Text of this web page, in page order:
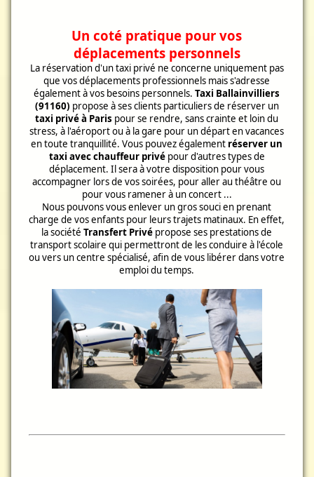
Un coté pratique pour vos
déplacements personnels
La réservation d'un taxi privé ne concerne uniquement pas
que vos déplacements professionnels mais s'adresse
également à vos besoins personnels.Taxi Ballainvilliers
(91160) propose à ses clients particuliers de réserver un
taxi privé à Paris pour se rendre, sans crainte et loin du
stress, à l'aéroport ou à la gare pour un départ en vacances
en toute tranquillité. Vous pouvez également réserver un
taxi avec chauffeur privépour d'autres types de
déplacement. Il sera à votre disposition pour vous
accompagner lors de vos soirées, pour aller au théâtre ou
pour vous ramener à un concert ...
Nous pouvons vous enlever un gros souci en prenant
charge de vos enfants pour leurs trajets matinaux. En effet,
la sociétéTransfert Privé propose ses prestations de
transport scolaire qui permettront de les conduire à l'école
ou vers un centre spécialisé, afin de vous libérer dans votre
emploi du temps.